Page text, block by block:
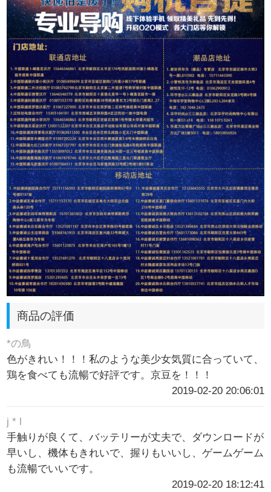
商品の評価
*の鳥
色がきれい！！！私のような美少女気質に合っていて、
鶏を食べても流暢で好評です。京豆を！！！
2019-02-20 20:06:01
j * l
手触りが良くて、バッテリーが丈夫で、ダウンロードが
早いし、機体もきれいで、握りもいいし、ゲームゲーム
も流暢でいいです。
2019-02-20 18:12:41